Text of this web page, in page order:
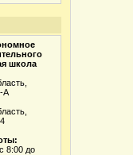
школа
А
8:00 до